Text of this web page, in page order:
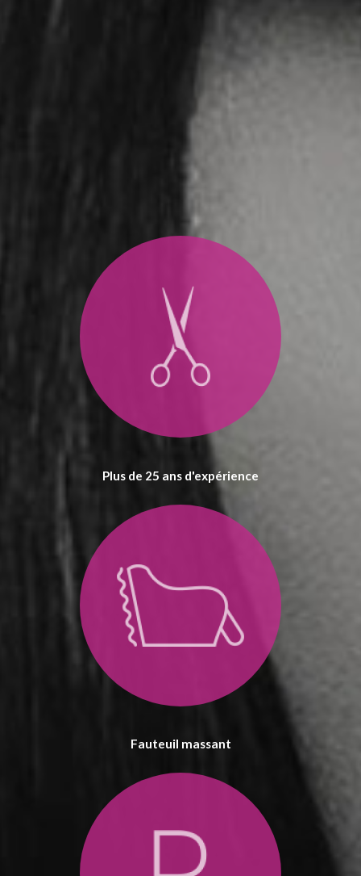
Plus de 25 ans d'expérience
Fauteuil massant